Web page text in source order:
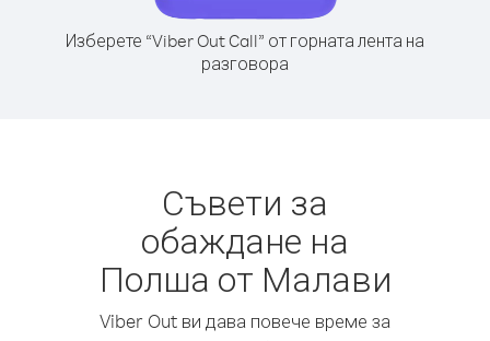
Изберете “Viber Out Call” от горната лента на
разговора
Съвети за
обаждане на
Полша от Малави
Viber Out ви дава повече време за